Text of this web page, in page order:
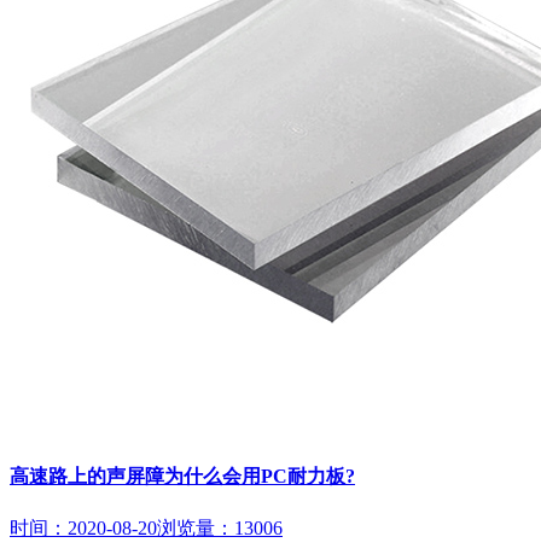
高速路上的声屏障为什么会用PC耐力板?
时间：2020-08-20浏览量：13006